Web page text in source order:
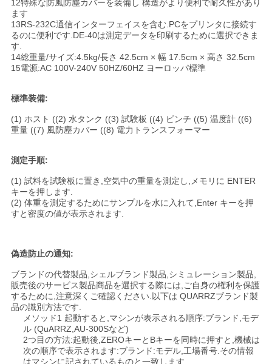
12特殊な防風防塵カバーを装備し 構造がより便利で耐久性があり
ます
13RS-232C通信インターフェイスを含む.PCをプリンタに接続す
るのに便利です.DE-40は測定データを印刷するために選択できま
す.
14総重量/サイズ:4.5kg/長さ 42.5cm × 幅 17.5cm × 高さ 32.5cm
15電源:AC 100V-240V 50HZ/60HZ ヨーロッパ標準
標準装備:
(1) ホスト ((2) 水タンク ((3) 試験板 ((4) ピンチ ((5) 温度計 ((6)
重量 ((7) 風防塵カバー ((8) 電力トランスフォーマー
測定手順:
(1) 試料を試験板に置き,空気中の重量を測定し,メモリに ENTER
キーを押します.
(2) 体重を測定するためにサンプルを水に入れて,Enter キーを押
すと密度の値が表示されます.
偽造防止の通知:
ブランドの代替製品,シェルブランド製品,シミュレーション製品,
販売後のサービス製品商品を選択する際には,ご自身の権利を保護
するために,注意深くご確認ください.以下は QUARRZブランド製
品の識別方法です.
メソッド1 起動すると,マシンが表示される順序:ブランド,モデ
ル (QuARRZ,AU-300Sなど)
2つ目の方法:起動後,ZEROキーとBキーを同時に押すと,機械は
次の順序で表示されます:ブランド:モデル,工場番号.その情報
はマシンに記されているものと一致します.